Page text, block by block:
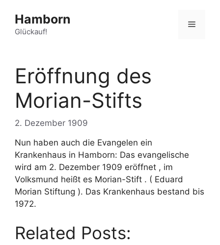
Inhalt
springen
Hamborn
Glückauf!
Menü
Eröffnung des
Morian-Stifts
2. Dezember 1909
Nun haben auch die Evangelen ein
Krankenhaus in Hamborn: Das evangelische
wird am 2. Dezember 1909 eröffnet , im
Volksmund heißt es Morian-Stift . ( Eduard
Morian Stiftung ). Das Krankenhaus bestand bis
1972.
Related Posts: